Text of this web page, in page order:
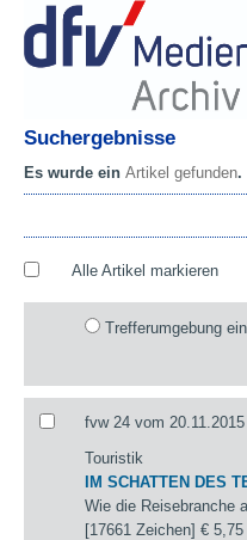
Suchergebnisse
Es wurde ein Artikel gefunden.
Alle Artikel markieren
Trefferumgebung
fvw 24 vom
Touristik
IM SCHATTEN DES
Wie die Reisebranche
[17661 Zeichen]€ 5,75